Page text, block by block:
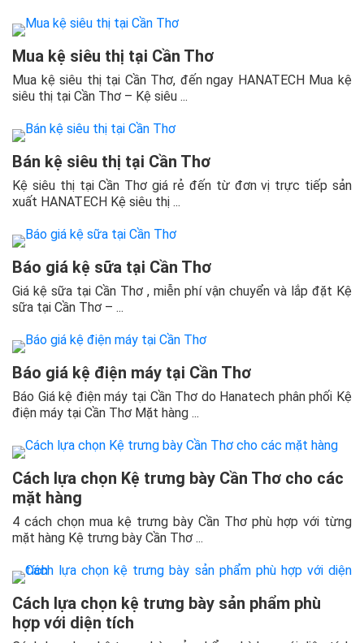
Mua kệ siêu thị tại Cần Thơ
Mua kệ siêu thị tại Cần Thơ, đến ngay HANATECH Mua kệ
siêu thị tại Cần Thơ – Kệ siêu ...
Bán kệ siêu thị tại Cần Thơ
Kệ siêu thị tại Cần Thơ giá rẻ đến từ đơn vị trực tiếp sản
xuất HANATECH Kệ siêu thị ...
Báo giá kệ sữa tại Cần Thơ
Giá kệ sữa tại Cần Thơ , miễn phí vận chuyển và lắp đặt Kệ
sữa tại Cần Thơ – ...
Báo giá kệ điện máy tại Cần Thơ
Báo Giá kệ điện máy tại Cần Thơ do Hanatech phân phối Kệ
điện máy tại Cần Thơ Mặt hàng ...
Cách lựa chọn Kệ trưng bày Cần Thơ cho các
mặt hàng
4 cách chọn mua kệ trưng bày Cần Thơ phù hợp với từng
mặt hàng Kệ trưng bày Cần Thơ ...
Cách lựa chọn kệ trưng bày sản phẩm phù
hợp với diện tích